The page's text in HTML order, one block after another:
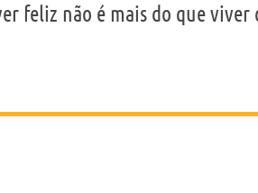
feliz não é mais do que